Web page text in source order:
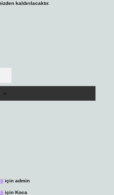
kaldırılacaktır.
için admin
için Koca